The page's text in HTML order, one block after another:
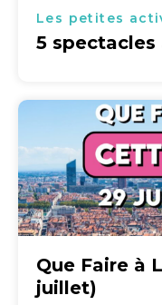
Les petites
5 spectacles
Que Faire à
juillet)